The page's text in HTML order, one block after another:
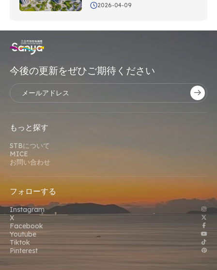
2026-04-09
今後の更新をぜひご期待ください
もっと探す
STBについて
MICE
お問い合わせ
フォローする
Instagram
X
Facebook
Youtube
Tiktok
Pinterest